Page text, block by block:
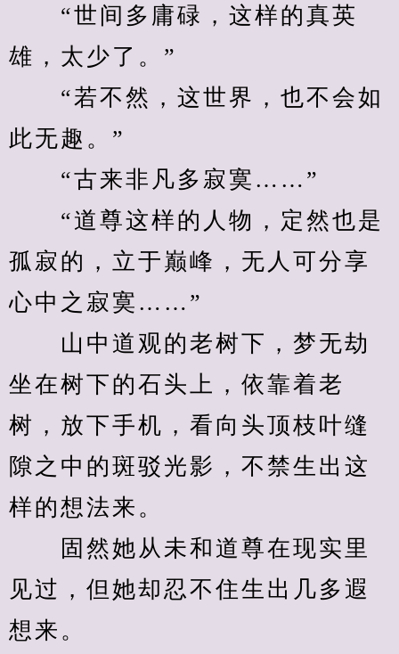
“世间多庸碌，这样的真英
雄，太少了。”
“若不然，这世界，也不会如
此无趣。”
“古来非凡多寂寞……”
“道尊这样的人物，定然也是
孤寂的，立于巅峰，无人可分享
心中之寂寞……”
山中道观的老树下，梦无劫
坐在树下的石头上，依靠着老
树，放下手机，看向头顶枝叶缝
隙之中的斑驳光影，不禁生出这
样的想法来。
固然她从未和道尊在现实里
见过，但她却忍不住生出几多遐
想来。